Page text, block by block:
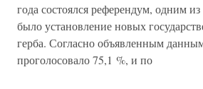
года состоялся референдум, одним
было установление новых
герба. Согласно объявленным
проголосовало 75,1 %, и по